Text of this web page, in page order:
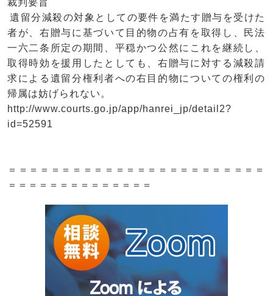
裁判要旨
遺留分減殺の対象としての要件を満たす贈与を受けた
者が、右贈与に基づいて目的物の占有を取得し、民法
一六二条所定の期間、平穏かつ公然にこれを継続し、
取得時効を援用したとしても、右贈与に対する減殺請
求による遺留分権利者への右目的物についての権利の
帰属は妨げられない。
http://www.courts.go.jp/app/hanrei_jp/detail2?
id=52591
＝＝＝＝＝＝＝＝＝＝＝＝＝＝＝＝＝＝＝＝＝＝＝＝
＝＝＝＝＝＝＝＝＝＝＝＝＝＝